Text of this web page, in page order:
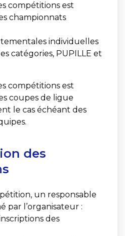
compétitions est
championnats
individuelles
catégories, PUPILLE et
compétitions est
coupes de ligue
le cas échéant des
des
un responsable
par l’organisateur :
des